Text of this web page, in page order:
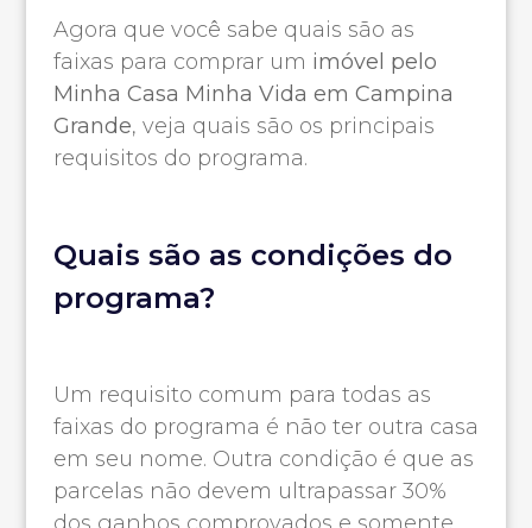
Agora que você sabe quais são as
faixas para comprar um imóvel pelo
Minha Casa Minha Vida em Campina
Grande, veja quais são os principais
requisitos do programa.
Quais são as condições do
programa?
Um requisito comum para todas as
faixas do programa é não ter outra casa
em seu nome. Outra condição é que as
parcelas não devem ultrapassar 30%
dos ganhos comprovados e somente